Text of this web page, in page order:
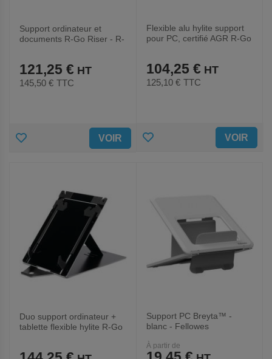
Support ordinateur et
documents R-Go Riser - R-
121,25 €
145,50 € TTC
AJOUTER VOIR
Flexible alu hylite support
pour PC, certifié AGR R-Go
104,25 €
125,10 € TTC
AJOUTER VOIR
Duo support ordinateur +
tablette flexible hylite R-Go
Support PC Breyta™ -
blanc - Fellowes
À partir de